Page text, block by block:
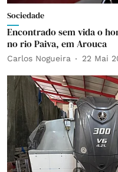
Sociedade
Encontrado sem vida o
no rio Paiva, em Arouca
Carlos Nogueira 22 Mai